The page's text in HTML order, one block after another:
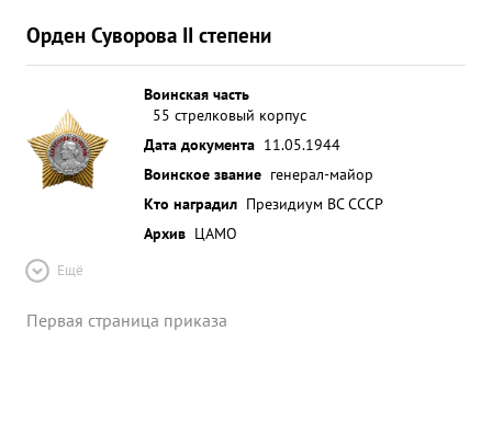
Орден Суворова II степени
Воинская часть
55 стрелковый корпус
Дата документа 11.05.1944
Воинское звание генерал-майор
Кто наградил Президиум ВС СССР
Архив ЦАМО
Ещё
Первая страница приказа